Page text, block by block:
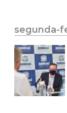
segunda-